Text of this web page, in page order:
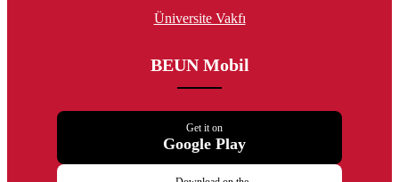
Üniversite Vakfı
BEUN Mobil
Get it on
Google Play